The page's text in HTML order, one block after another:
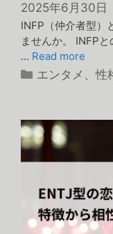
2025年6月30日
INFP（仲介者型）
ませんか。 INFP
… Read more
カ
リ
ー
エンタメ 、性